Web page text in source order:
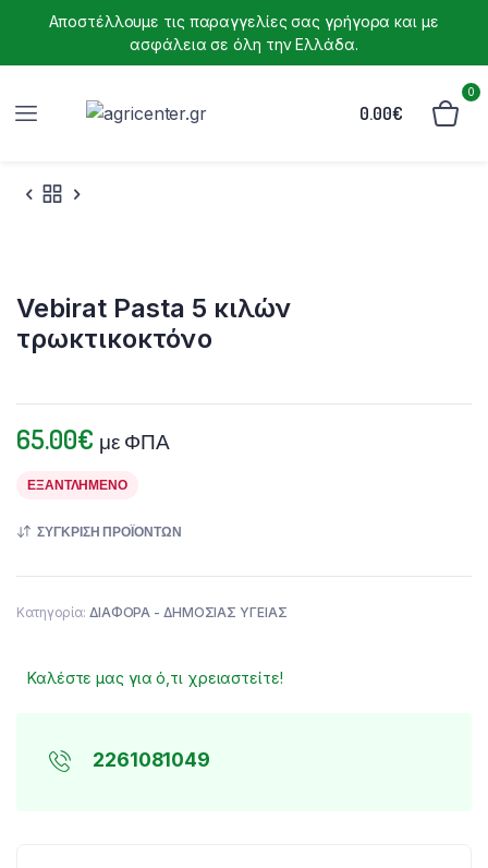
Αποστέλλουμε τις παραγγελίες σας γρήγορα και με
ασφάλεια σε όλη την Ελλάδα.
0.00€
0
Vebirat Pasta 5 κιλών
τρωκτικοκτόνο
65.00€ με ΦΠΑ
ΕΞΑΝΤΛΗΜΈΝΟ
ΣΎΓΚΡΙΣΗ ΠΡΟΪΌΝΤΩΝ
Κατηγορία: ΔΙΑΦΟΡΑ - ΔΗΜΟΣΙΑΣ ΥΓΕΙΑΣ
Καλέστε μας για ό,τι χρειαστείτε!
2261081049